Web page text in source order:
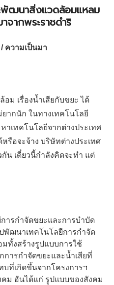
พัฒนาสิ่งแวดล้อมแหลม
จากพระราชดำริ
ความเป็นมา
ม เรื่องน้ำเสียกับขยะ ได้
ากนัก ในทางเทคโนโลยี
าเทคโนโลยีจากต่างประเทศ
รือจะจ้าง บริษัทต่างประเทศ
น เดี๋ยวนี้กำลังคิดจะทำ แต่
ารกำจัดขยะและการบำบัด
พัฒนาเทคโนโลยีการกำจัด
ทั้งสร้างรูปแบบการใช้
ารกำจัดขยะและน้ำเสียที่
ที่เกิดขึ้นจากโครงการฯ
คม อันได้แก่ รูปแบบของสังคม